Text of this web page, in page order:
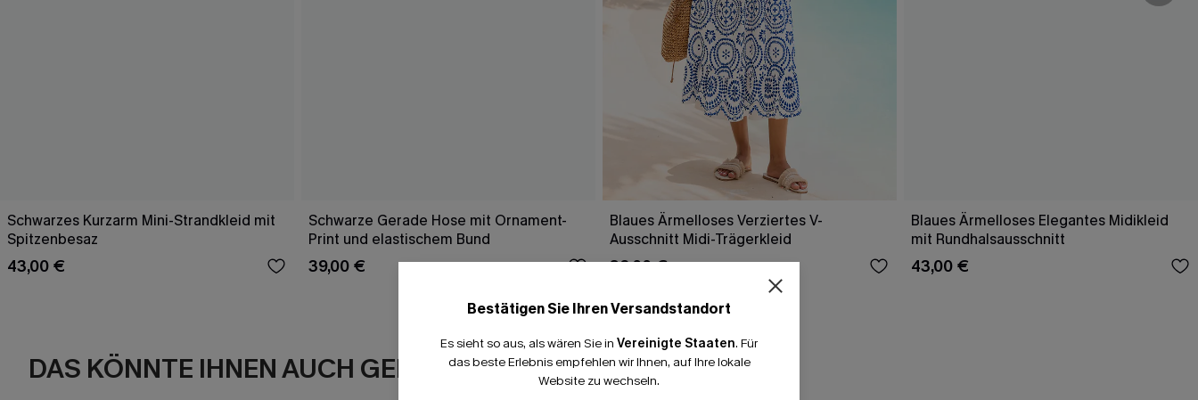
Schwarzes Kurzarm Mini-Strandkleid mit
Spitzenbesaz
43,00 €
Schwarze Gerade Hose mit Ornament-
Print und elastischem Bund
39,00 €
Blaues Ärmelloses Verziertes V-
Ausschnitt Midi-Trägerkleid
38,00 €47,00 €
Blaues Ärmelloses Elegantes Midikleid
mit Rundhalsausschnitt
43,00 €
DAS KÖNNTE IHNEN AUCH GEFALLEN
Bestätigen Sie Ihren Versandstandort
Es sieht so aus, als wären Sie in Vereinigte Staaten. Für
das beste Erlebnis empfehlen wir Ihnen, auf Ihre lokale
Website zu wechseln.